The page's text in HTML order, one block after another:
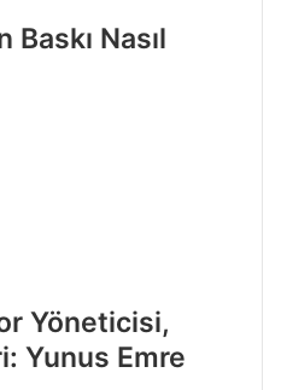
Nasıl
Yöneticisi,
Yunus Emre